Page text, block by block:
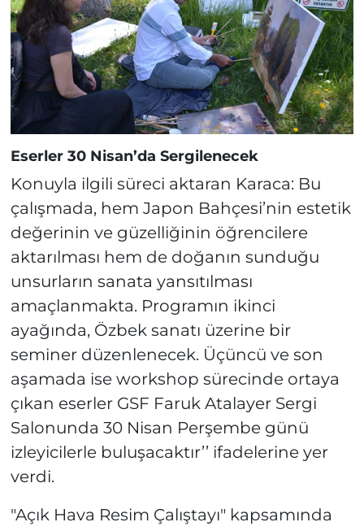
Eserler 30 Nisan’da Sergilenecek
Konuyla ilgili süreci aktaran Karaca: Bu
çalışmada, hem Japon Bahçesi’nin estetik
değerinin ve güzelliğinin öğrencilere
aktarılması hem de doğanın sunduğu
unsurların sanata yansıtılması
amaçlanmakta. Programın ikinci
ayağında, Özbek sanatı üzerine bir
seminer düzenlenecek. Üçüncü ve son
aşamada ise workshop sürecinde ortaya
çıkan eserler GSF Faruk Atalayer Sergi
Salonunda 30 Nisan Perşembe günü
izleyicilerle buluşacaktır’’ ifadelerine yer
verdi.
"Açık Hava Resim Çalıştayı" kapsamında